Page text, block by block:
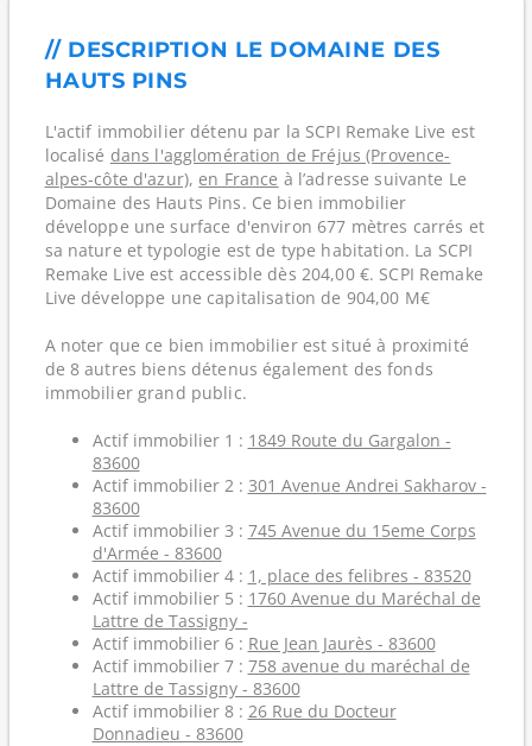
// DESCRIPTION LE DOMAINE DES
HAUTS PINS
L'actif immobilier détenu par la SCPI Remake Live est
localisé dans l'agglomération de Fréjus (Provence-
alpes-côte d'azur), en France à l’adresse suivante Le
Domaine des Hauts Pins. Ce bien immobilier
développe une surface d'environ 677 mètres carrés et
sa nature et typologie est de type habitation. La SCPI
Remake Live est accessible dès 204,00 €. SCPI Remake
Live développe une capitalisation de 904,00 M€
A noter que ce bien immobilier est situé à proximité
de 8 autres biens détenus également des fonds
immobilier grand public.
Actif immobilier 1 : 1849 Route du Gargalon -
83600
Actif immobilier 2 : 301 Avenue Andrei Sakharov -
83600
Actif immobilier 3 : 745 Avenue du 15eme Corps
d'Armée - 83600
Actif immobilier 4 : 1, place des felibres - 83520
Actif immobilier 5 : 1760 Avenue du Maréchal de
Lattre de Tassigny -
Actif immobilier 6 : Rue Jean Jaurès - 83600
Actif immobilier 7 : 758 avenue du maréchal de
Lattre de Tassigny - 83600
Actif immobilier 8 : 26 Rue du Docteur
Donnadieu - 83600